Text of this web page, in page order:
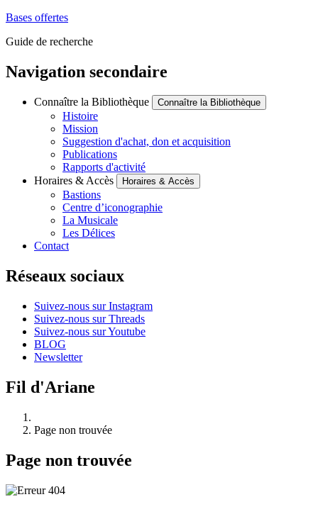
Bases offertes
Guide de recherche
Navigation secondaire
Connaître la Bibliothèque Connaître la Bibliothèque
Histoire
Mission
Suggestion d'achat, don et acquisition
Publications
Rapports d'activité
Horaires & Accès
Horaires & Accès
Bastions
Centre d’iconographie
La Musicale
Les Délices
Contact
Réseaux sociaux
Suivez-nous sur Instagram
Suivez-nous sur Threads
Suivez-nous sur Youtube
BLOG
Newsletter
Fil d'Ariane
Page non trouvée
Page non trouvée